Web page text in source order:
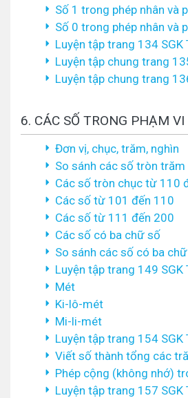
Số 1 trong phép nhân và
Số 0 trong phép nhân và
Luyện tập trang 134 SGK
Luyện tập chung trang
Luyện tập chung trang
6. CÁC SỐ TRONG PHẠM
Đơn vị, chục, trăm, nghìn
So sánh các số tròn trăm
Các số tròn chục từ 110
Các số từ 101 đến 110
Các số từ 111 đến 200
Các số có ba chữ số
So sánh các số có ba
Luyện tập trang 149 SGK
Mét
Ki-lô-mét
Mi-li-mét
Luyện tập trang 154 SGK
Viết số thành tổng các
Phép cộng (không nhớ)
Luyện tập trang 157 SGK